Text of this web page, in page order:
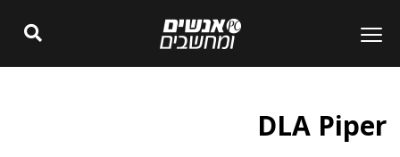
DLA Piper